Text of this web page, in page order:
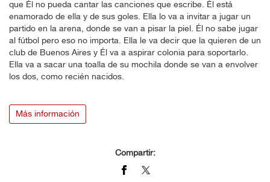
que Él no pueda cantar las canciones que escribe. Él está
enamorado de ella y de sus goles. Ella lo va a invitar a jugar un
partido en la arena, donde se van a pisar la piel. Él no sabe jugar
al fútbol pero eso no importa. Ella le va decir que la quieren de un
club de Buenos Aires y Él va a aspirar colonia para soportarlo.
Ella va a sacar una toalla de su mochila donde se van a envolver
los dos, como recién nacidos.
Más información
Compartir: